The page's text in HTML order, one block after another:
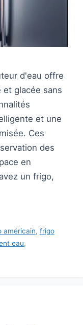
d'eau offre
et glacée sans
et une
Ces
des
en
un frigo,
américain, frigo
eau,